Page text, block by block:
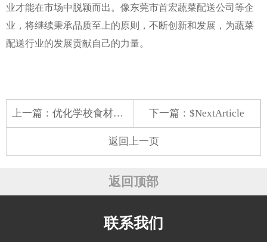
业才能在市场中脱颖而出。像东莞市首宏蔬菜配送公司等企
业，将继续秉承品质至上的原则，不断创新和发展，为蔬菜
配送行业的发展贡献自己的力量。
上一篇： 优化学校食材配送，保障师生健康饮食 下一篇：$NextArticle
返回上一页
返回顶部
联系我们